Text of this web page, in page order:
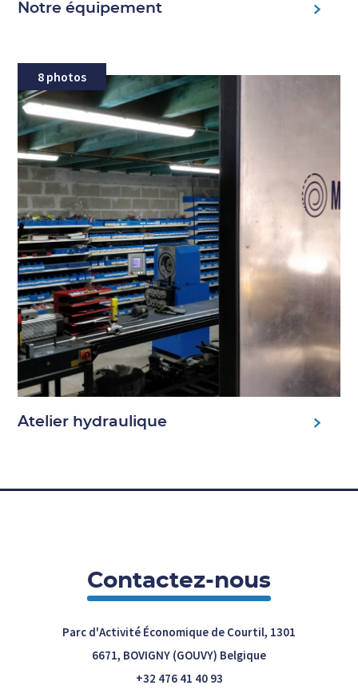
Notre équipement
Atelier hydraulique
8 photos
Contactez-nous
Parc d'Activité Économique de Courtil, 1301
6671, BOVIGNY (GOUVY) Belgique
+32 476 41 40 93